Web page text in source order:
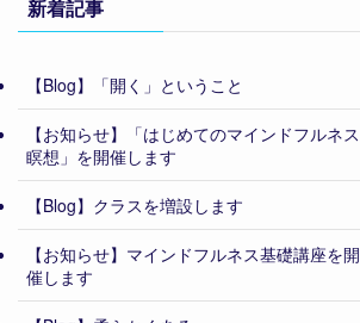
新着記事
【Blog】「開く」ということ
【お知らせ】「はじめてのマインドフルネス
瞑想」を開催します
【Blog】クラスを増設します
【お知らせ】マインドフルネス基礎講座を開
催します